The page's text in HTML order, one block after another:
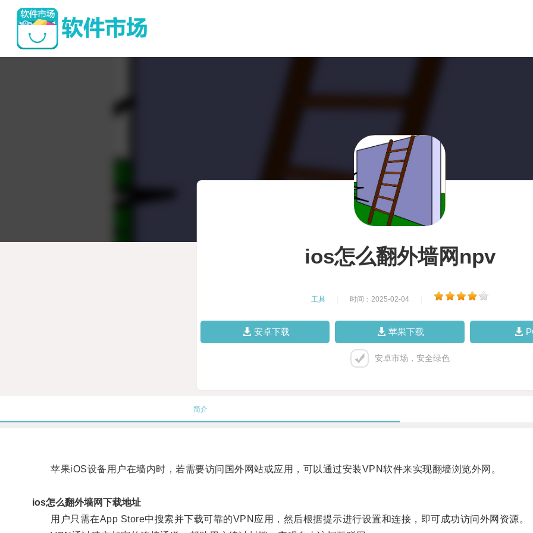
ios怎么翻外墙网npv
工具 时间：2025-02-04
安卓下载 苹果下载
安卓市场，安全绿色
简介
苹果iOS设备用户在墙内时，若需要访问国外网站或应用，可以通过安装VPN软件来实现翻墙浏览外网。
ios怎么翻外墙网下载地址
用户只需在App Store中搜索并下载可靠的VPN应用，然后根据提示进行设置和连接，即可成功访问外网资源。